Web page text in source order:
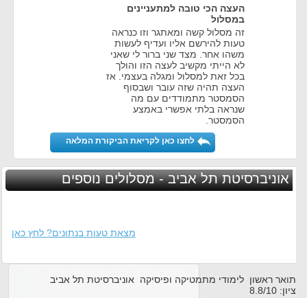
העצה הכי טובה למתעניינים
במסלול
זה מסלול קשה ומאתגר וזו כנראה
טעות להירשם אליו ועדיף לעשות
משהו אחר. מצד שני ברור לי שאני
לא הייתי מקשיב לעצה הזו והולך
בכל זאת למסלול ומגלה בעצמי. אז
העצה תהיה שזה עובר ושבסוף
הסמסטר מתמודדים עם מה
שנראה בלתי אפשרי באמצע
הסמסטר.
לחצו כאן לקריאת הביקורת המלאה
אוניברסיטת תל אביב - מסלולים נוספים
מצאת טעות בנתונים? לחץ כאן
תואר ראשון לימודי מתמטיקה ופיסיקה אוניברסיטת תל אביב
ציון:
8.8/10